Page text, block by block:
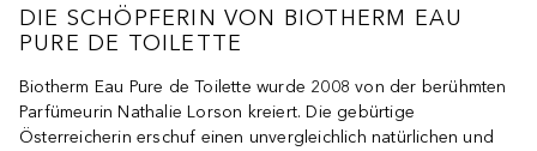
DIE SCHÖPFERIN VON BIOTHERM EAU
PURE DE TOILETTE
Biotherm Eau Pure de Toilette wurde 2008 von der berühmten
Parfümeurin Nathalie Lorson kreiert. Die gebürtige
Österreicherin erschuf einen unvergleichlich natürlichen und